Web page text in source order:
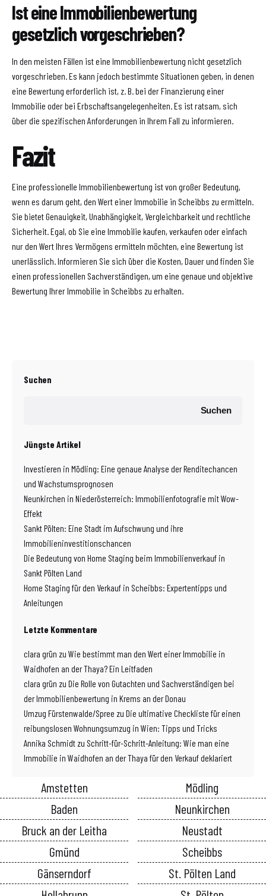
Ist eine Immobilienbewertung
gesetzlich vorgeschrieben?
In den meisten Fällen ist eine Immobilienbewertung nicht gesetzlich
vorgeschrieben. Es kann jedoch bestimmte Situationen geben, in denen
eine Bewertung erforderlich ist, z. B. bei der Finanzierung einer
Immobilie oder bei Erbschaftsangelegenheiten. Es ist ratsam, sich
über die spezifischen Anforderungen in Ihrem Fall zu informieren.
Fazit
Eine professionelle Immobilienbewertung ist von großer Bedeutung,
wenn es darum geht, den Wert einer Immobilie in Scheibbs zu ermitteln.
Sie bietet Genauigkeit, Unabhängigkeit, Vergleichbarkeit und rechtliche
Sicherheit. Egal, ob Sie eine Immobilie kaufen, verkaufen oder einfach
nur den Wert Ihres Vermögens ermitteln möchten, eine Bewertung ist
unerlässlich. Informieren Sie sich über die Kosten, Dauer und finden Sie
einen professionellen Sachverständigen, um eine genaue und objektive
Bewertung Ihrer Immobilie in Scheibbs zu erhalten.
Suchen
Suchen
Jüngste Artikel
Investieren in Mödling: Eine genaue Analyse der Renditechancen
und Wachstumsprognosen
Neunkirchen in Niederösterreich: Immobilienfotografie mit Wow-
Effekt
Sankt Pölten: Eine Stadt im Aufschwung und ihre
Immobilieninvestitionschancen
Die Bedeutung von Home Staging beim Immobilienverkauf in
Sankt Pölten Land
Home Staging für den Verkauf in Scheibbs: Expertentipps und
Anleitungen
Letzte Kommentare
clara grün zu Wie bestimmt man den Wert einer Immobilie in
Waidhofen an der Thaya? Ein Leitfaden
clara grün zu Die Rolle von Gutachten und Sachverständigen bei
der Immobilienbewertung in Krems an der Donau
Umzug Fürstenwalde/Spree zu Die ultimative Checkliste für einen
reibungslosen Wohnungsumzug in Wien: Tipps und Tricks
Annika Schmidt zu Schritt-für-Schritt-Anleitung: Wie man eine
Immobilie in Waidhofen an der Thaya für den Verkauf deklariert
Amstetten
Baden
Bruck an der Leitha
Gmünd
Gänserndorf
Mödling
Neunkirchen
Neustadt
Scheibbs
St. Pölten Land